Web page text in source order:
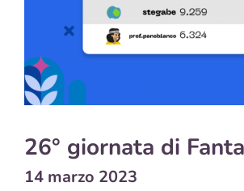
26° giornata di
14 marzo 2023